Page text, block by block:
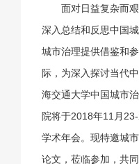
面对日益复杂而
深入总结和反思中国
城市治理提供借鉴和
际，为深入探讨当代
海交通大学中国城市
院将于2018年11月
学术年会。现特邀城
论文，莅临参加，共同